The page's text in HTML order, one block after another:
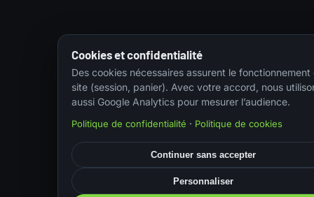
Cookies et confidentialité
Des cookies nécessaires assurent le fonctionnement
site (session, panier). Avec votre accord, nous
aussi Google Analytics pour mesurer l’audience.
Politique de confidentialité · Politique de cookies
Continuer sans accepter
Personnaliser